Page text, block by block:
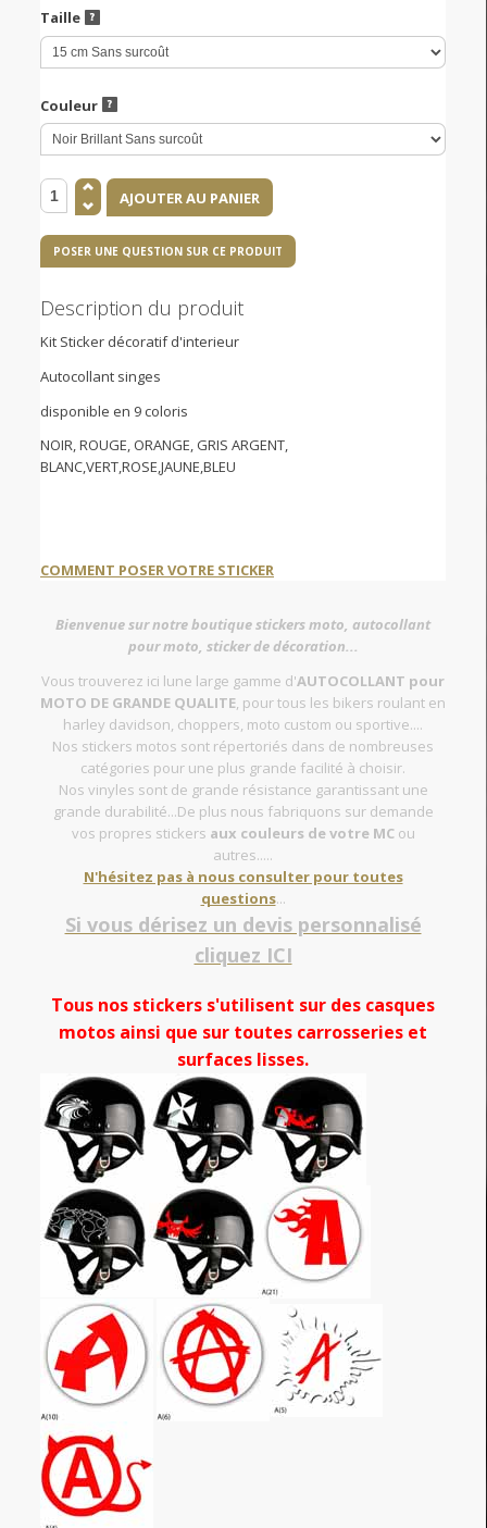
Taille
Couleur
POSER UNE QUESTION SUR CE PRODUIT
Description du produit
Kit Sticker décoratif d'interieur
Autocollant singes
disponible en 9 coloris
NOIR, ROUGE, ORANGE, GRIS ARGENT,
BLANC,VERT,ROSE,JAUNE,BLEU
COMMENT POSER VOTRE STICKER
Bienvenue sur notre boutique stickers moto, autocollant
pour moto, sticker de décoration...
Vous trouverez ici lune large gamme d'AUTOCOLLANT pour
MOTO DE GRANDE QUALITE, pour tous les bikers roulant en
harley davidson, choppers, moto custom ou sportive....
Nos stickers motos sont répertoriés dans de nombreuses
catégories pour une plus grande facilité à choisir.
Nos vinyles sont de grande résistance garantissant une
grande durabilité...De plus nous fabriquons sur demande
vos propres stickers aux couleurs de votre MCou
autres.....
N'hésitez pas à nous consulter pour toutes
questions...
Si vous dérisez un devis personnalisé
cliquez ICI
Tous nos stickers s'utilisent sur des casques
motos ainsi que sur toutes carrosseries et
surfaces lisses.